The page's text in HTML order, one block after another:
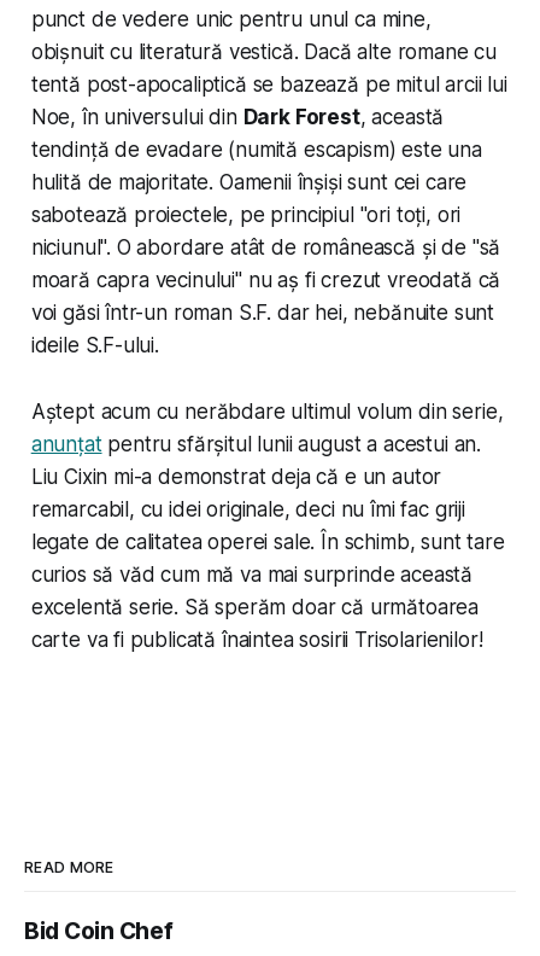
punct de vedere unic pentru unul ca mine,
obișnuit cu literatură vestică. Dacă alte romane cu
tentă post-apocaliptică se bazează pe mitul arcii lui
Noe, în universului din Dark Forest, această
tendință de evadare (numită escapism) este una
hulită de majoritate. Oamenii înșiși sunt cei care
sabotează proiectele, pe principiul "ori toți, ori
niciunul". O abordare atât de românească și de "să
moară capra vecinului" nu aș fi crezut vreodată că
voi găsi într-un roman S.F. dar hei, nebănuite sunt
ideile S.F-ului.
Aștept acum cu nerăbdare ultimul volum din serie,
anunțatpentru sfărșitul lunii august a acestui an.
Liu Cixin mi-a demonstrat deja că e un autor
remarcabil, cu idei originale, deci nu îmi fac griji
legate de calitatea operei sale. În schimb, sunt tare
curios să văd cum mă va mai surprinde această
excelentă serie. Să sperăm doar că următoarea
carte va fi publicată înaintea sosirii Trisolarienilor!
READ MORE
Bid Coin Chef